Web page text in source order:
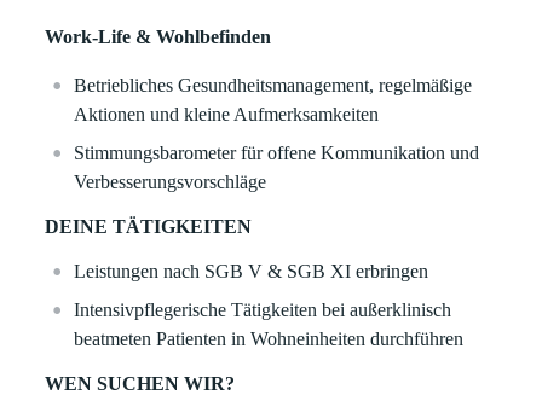
Work-Life & Wohlbefinden
Betriebliches Gesundheitsmanagement, regelmäßige
Aktionen und kleine Aufmerksamkeiten
Stimmungsbarometer für offene Kommunikation und
Verbesserungsvorschläge
DEINE TÄTIGKEITEN
Leistungen nach SGB V & SGB XI erbringen
Intensivpflegerische Tätigkeiten bei außerklinisch
beatmeten Patienten in Wohneinheiten durchführen
WEN SUCHEN WIR?